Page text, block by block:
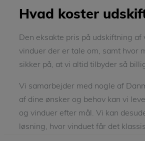
Hvad koster
Den eksakte pris på udskiftning
vinduer der er tale om, samt hvor
sikker på, at vi altid tilbyder så
Vi samarbejder med nogle af
af dine ønsker og behov kan vi
og vinduer efter mål. Vi kan
løsning, hvor vinduet får det